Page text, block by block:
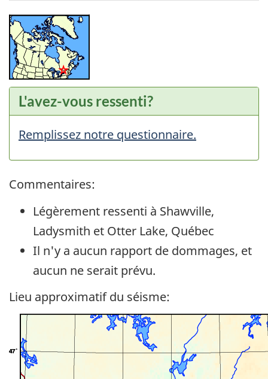
L'avez-vous ressenti?
Remplissez notre questionnaire.
Commentaires:
Légèrement ressenti à Shawville,
Ladysmith et Otter Lake, Québec
Il n'y a aucun rapport de dommages, et
aucun ne serait prévu.
Lieu approximatif du séisme: